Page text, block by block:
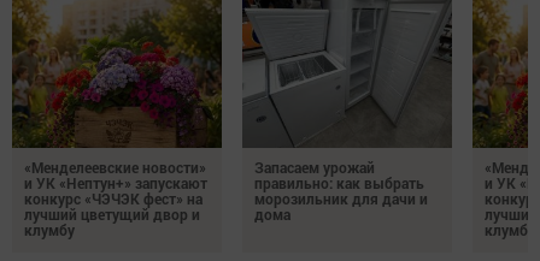
«Менделеевские новости»
и УК «Нептун+» запускают
конкурс «ЧЭЧЭК фест» на
лучший цветущий двор и
клумбу
Запасаем урожай
правильно: как выбрать
морозильник для дачи и
дома
и УК
клумбу